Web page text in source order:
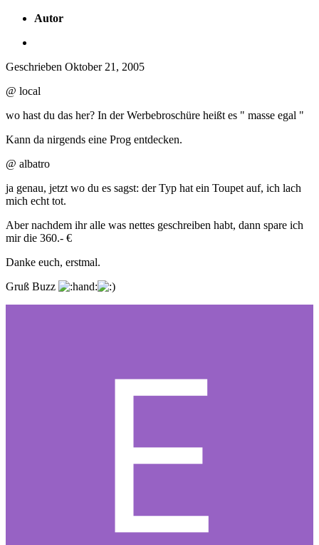
Autor
Geschrieben Oktober 21, 2005
@ local
wo hast du das her? In der Werbebroschüre heißt es " masse egal "
Kann da nirgends eine Prog entdecken.
@ albatro
ja genau, jetzt wo du es sagst: der Typ hat ein Toupet auf, ich lach
mich echt tot.
Aber nachdem ihr alle was nettes geschreiben habt, dann spare ich
mir die 360.- €
Danke euch, erstmal.
Gruß Buzz